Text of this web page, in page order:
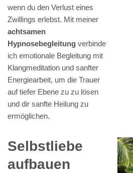
wenn du den Verlust eines
Zwillings erlebst. Mit meiner
achtsamen
Hypnosebegleitung verbinde
ich emotionale Begleitung mit
Klangmeditation und sanfter
Energiearbeit, um die Trauer
auf tiefer Ebene zu zu lösen
und dir sanfte Heilung zu
ermöglichen.
Selbstliebe
aufbauen